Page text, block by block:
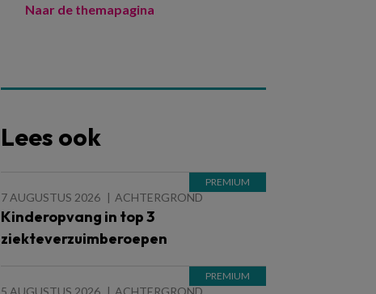
Naar de themapagina
Lees ook
7 AUGUSTUS 2026 ACHTERGROND
Kinderopvang in top 3
ziekteverzuimberoepen
5 AUGUSTUS 2026 ACHTERGROND